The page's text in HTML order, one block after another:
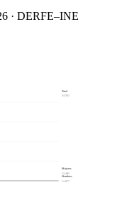
· DERFE–INE
Total
24,362
Mujeres
12,485
Hombres
11,877